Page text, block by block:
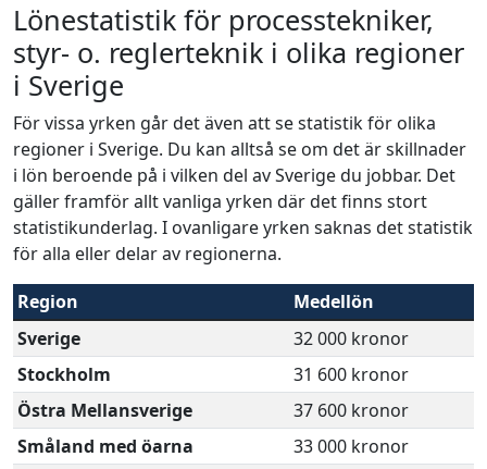
Lönestatistik för processtekniker,
styr- o. reglerteknik i olika regioner
i Sverige
För vissa yrken går det även att se statistik för olika
regioner i Sverige. Du kan alltså se om det är skillnader
i lön beroende på i vilken del av Sverige du jobbar. Det
gäller framför allt vanliga yrken där det finns stort
statistikunderlag. I ovanligare yrken saknas det statistik
för alla eller delar av regionerna.
Region
Medellön
Sverige
32 000 kronor
Stockholm
31 600 kronor
Östra Mellansverige
37 600 kronor
Småland med öarna
33 000 kronor